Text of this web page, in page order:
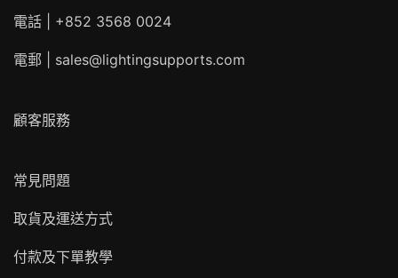
電話 | +852 3568 0024
電郵 | sales@lightingsupports.com
顧客服務
常見問題
取貨及運送方式
付款及下單教學